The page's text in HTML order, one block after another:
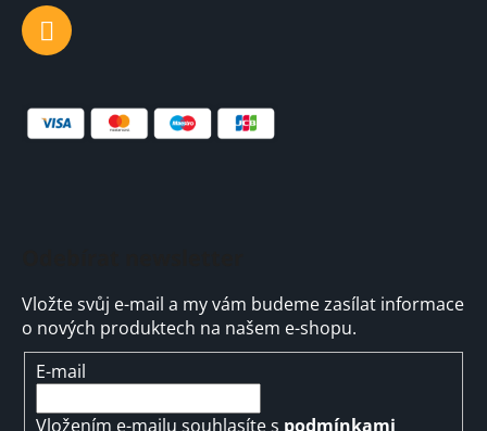
Vložte svůj e-mail a my vám budeme zasílat informace
o nových produktech na našem e-shopu.
E-mail
Vložením e-mailu souhlasíte s podmínkami